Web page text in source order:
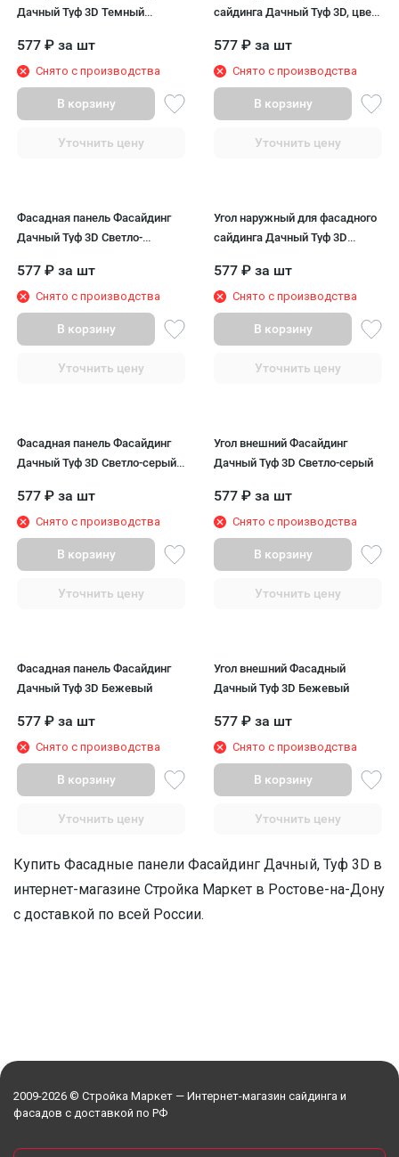
Дачный Туф 3D Темный
577 ₽ за шт
Снято с производства
В корзину
Уточнить цену
сайдинга Дачный Туф 3D, цвет
577 ₽ за шт
Снято с производства
В корзину
Уточнить цену
Фасадная панель Фасайдинг
Дачный Туф 3D Светло-
577 ₽ за шт
Снято с производства
В корзину
Уточнить цену
Угол наружный для фасадного
сайдинга Дачный Туф 3D
577 ₽ за шт
Снято с производства
В корзину
Уточнить цену
Фасадная панель Фасайдинг
Дачный Туф 3D Светло-серый
577 ₽ за шт
Снято с производства
В корзину
Уточнить цену
Угол внешний Фасайдинг
Дачный Туф 3D Светло-серый
577 ₽ за шт
Снято с производства
В корзину
Уточнить цену
Фасадная панель Фасайдинг
Дачный Туф 3D Бежевый
577 ₽ за шт
Снято с производства
В корзину
Уточнить цену
Угол внешний Фасадный
Дачный Туф 3D Бежевый
577 ₽ за шт
Снято с производства
В корзину
Уточнить цену
Купить Фасадные панели Фасайдинг Дачный, Туф 3D в
интернет-магазине Стройка Маркет в Ростове-на-Дону
с доставкой по всей России.
2009-2026 © Стройка Маркет — Интернет-магазин сайдинга и
фасадов с доставкой по РФ